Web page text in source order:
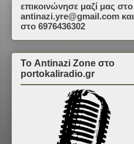
επικοινώνησε μαζί μας στο
antinazi.yre@gmail.com και
στο 6976436302
Το Antinazi Zone στο
portokaliradio.gr